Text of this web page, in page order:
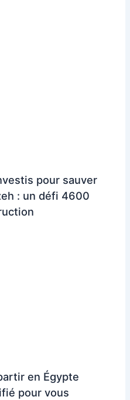
pour sauver
: un défi 4600
en Égypte
pour vous